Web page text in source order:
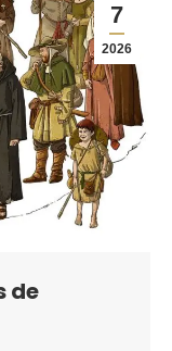
7
2026
de